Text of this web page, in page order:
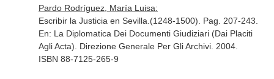
Pardo Rodríguez, María Luisa:
Escribir la Justicia en Sevilla.(1248-1500). Pag. 207-243.
En: La Diplomatica Dei Documenti Giudiziari (Dai Placiti
Agli Acta) . Direzione Generale Per Gli Archivi. 2004.
ISBN 88-7125-265-9